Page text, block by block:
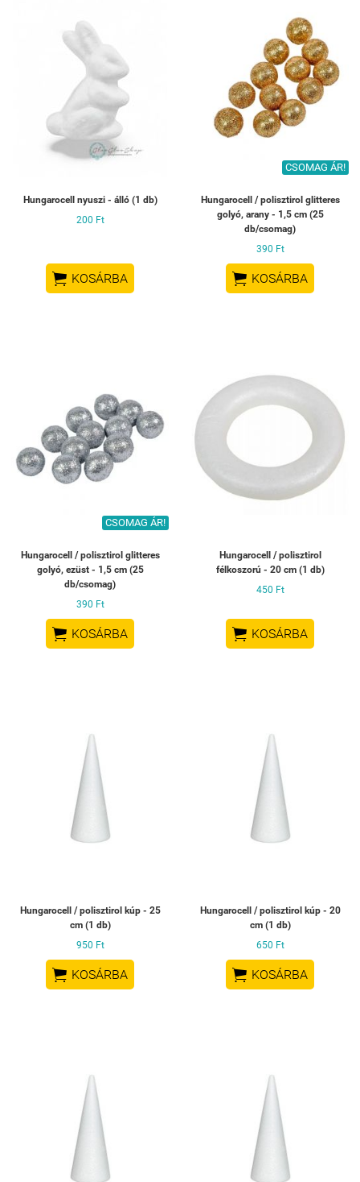
Hungarocell nyuszi - álló (1 db)
200 Ft
 KOSÁRBA
CSOMAG ÁR!
Hungarocell / polisztirol glitteres
golyó, arany - 1,5 cm (25
db/csomag)
390 Ft
 KOSÁRBA
CSOMAG ÁR!
Hungarocell / polisztirol glitteres
golyó, ezüst - 1,5 cm (25
db/csomag)
390 Ft
 KOSÁRBA
Hungarocell / polisztirol
félkoszorú - 20 cm (1 db)
450 Ft
 KOSÁRBA
Hungarocell / polisztirol kúp - 25
cm (1 db)
950 Ft
 KOSÁRBA
Hungarocell / polisztirol kúp - 20
cm (1 db)
650 Ft
 KOSÁRBA